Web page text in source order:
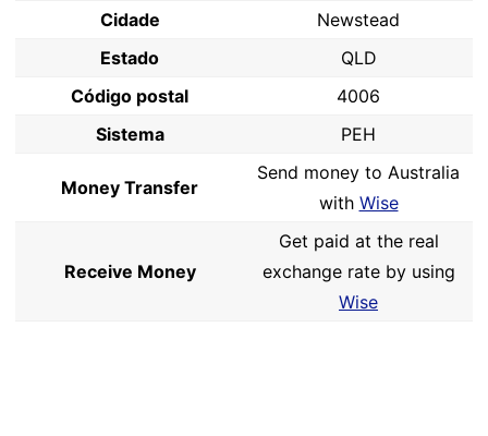
Cidade
Newstead
Estado
QLD
Código postal
4006
Sistema
PEH
Money Transfer
Send money to Australia
with Wise
Receive Money
Get paid at the real
exchange rate by using
Wise